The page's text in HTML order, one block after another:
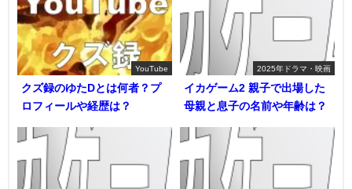
YouTube
クズ録のゆたDとは何者？プ
ロフィールや経歴は？
2025年ドラマ・映画
イカゲーム2 親子で出場した
母親と息子の名前や年齢は？